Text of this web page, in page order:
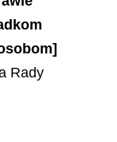
Rady